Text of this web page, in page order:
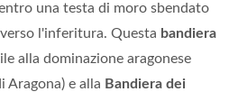
una testa di moro sbendato
l'inferitura. Questa bandiera
alla dominazione aragonese
Aragona) e alla Bandiera dei